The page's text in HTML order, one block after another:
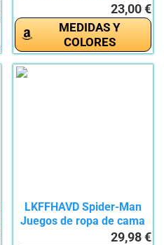
23,00 €
MEDIDAS Y
COLORES
LKFFHAVD Spider-Man
Juegos de ropa de cama
29,98 €